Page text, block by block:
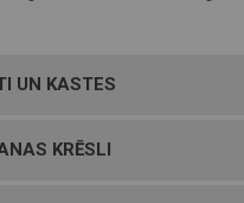
UN KASTES
KRĒSLI